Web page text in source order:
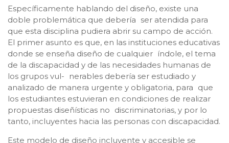
Específicamente hablando del diseño, existe una
doble problemática que debería ser atendida para
que esta disciplina pudiera abrir su campo de acción.
El primer asunto es que, en las instituciones educativas
donde se enseña diseño de cualquier índole, el tema
de la discapacidad y de las necesidades humanas de
los grupos vul- nerables debería ser estudiado y
analizado de manera urgente y obligatoria, para que
los estudiantes estuvieran en condiciones de realizar
propuestas diseñísticas no discriminatorias, y por lo
tanto, incluyentes hacia las personas con discapacidad.
Este modelo de diseño incluyente y accesible se